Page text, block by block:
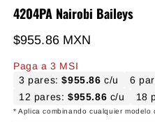
4204PA Nairobi Baileys
Precio habitual
$955.86 MXN
Paga a 3 MSI
3 pares:$955.86 c/u 6
12 pares: $955.86 c/u 18
* Aplica combinando cualquier modelo